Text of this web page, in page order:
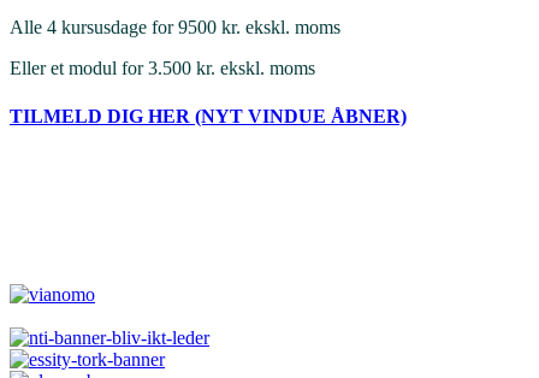
Alle 4 kursusdage for 9500 kr. ekskl. moms
Eller et modul for 3.500 kr. ekskl. moms
TILMELD DIG HER (NYT VINDUE ÅBNER)